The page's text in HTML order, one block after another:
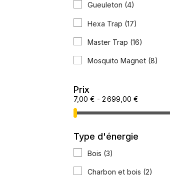
Gueuleton (4)
Hexa Trap (17)
Master Trap (16)
Mosquito Magnet (8)
Prix
7,00 € - 2 699,00 €
Type d'énergie
Bois (3)
Charbon et bois (2)